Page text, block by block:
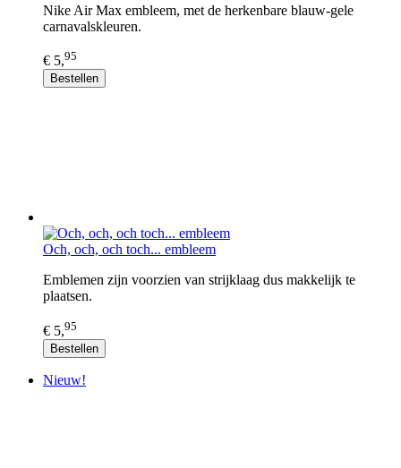
Nike Air Max embleem, met de herkenbare blauw-gele
carnavalskleuren.
€ 5,95
Bestellen
Och, och, och toch... embleem
Emblemen zijn voorzien van strijklaag dus makkelijk te
plaatsen.
€ 5,95
Bestellen
Nieuw!